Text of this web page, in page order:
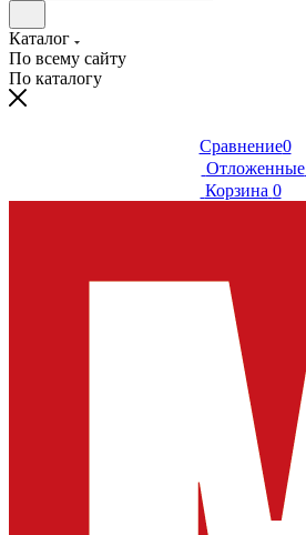
Каталог
По всему сайту
По каталогу
Сравнение0
Отложенные
Корзина 0